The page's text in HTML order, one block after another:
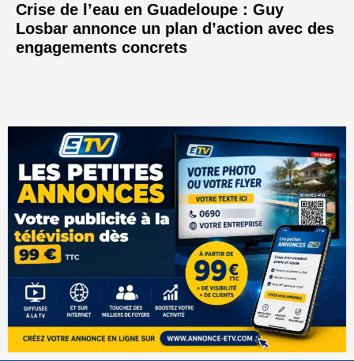
Crise de l’eau en Guadeloupe : Guy
Losbar annonce un plan d’action avec des
engagements concrets